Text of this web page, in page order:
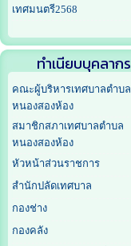
เทศมนตรี2568
ทำเนียบบุคลากร
คณะผู้บริหารเทศบาลตำบล
หนองสองห้อง
สมาชิกสภาเทศบาลตำบล
หนองสองห้อง
หัวหน้าส่วนราชการ
สำนักปลัดเทศบาล
กองช่าง
กองคลัง